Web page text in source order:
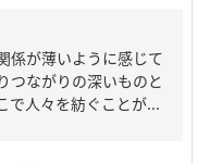
係が薄いように感じて
つながりの深いものと
で人々を紡ぐことが...